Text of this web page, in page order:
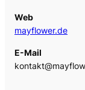
Web
mayflower.de
E-Mail